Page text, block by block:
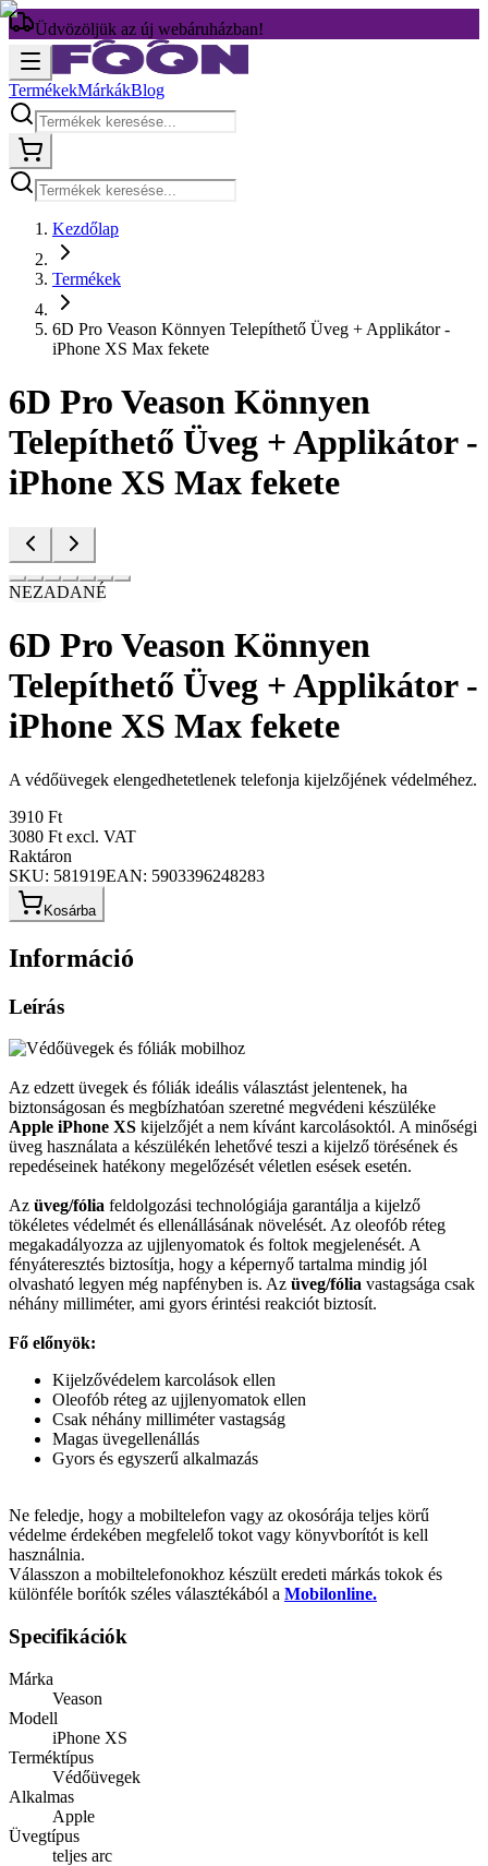
Üdvözöljük az új webáruházban!
TermékekMárkákBlog
Kezdőlap
Termékek
6D Pro Veason Könnyen Telepíthető Üveg + Applikátor -
iPhone XS Max fekete
6D Pro Veason Könnyen
Telepíthető Üveg + Applikátor -
iPhone XS Max fekete
NEZADANÉ
6D Pro Veason Könnyen
Telepíthető Üveg + Applikátor -
iPhone XS Max fekete
A védőüvegek elengedhetetlenek telefonja kijelzőjének védelméhez.
3910 Ft
3080 Ft excl. VAT
Raktáron
SKU: 581919EAN: 5903396248283
Kosárba
Információ
Leírás
Az edzett üvegek és fóliák ideális választást jelentenek, ha
biztonságosan és megbízhatóan szeretné megvédeni készüléke
Apple iPhone XS kijelzőjét a nem kívánt karcolásoktól. A minőségi
üveg használata a készülékén lehetővé teszi a kijelző törésének és
repedéseinek hatékony megelőzését véletlen esések esetén.
Az üveg/fólia feldolgozási technológiája garantálja a kijelző
tökéletes védelmét és ellenállásának növelését. Az oleofób réteg
megakadályozza az ujjlenyomatok és foltok megjelenését. A
fényáteresztés biztosítja, hogy a képernyő tartalma mindig jól
olvasható legyen még napfényben is. Az üveg/fólia vastagsága csak
néhány milliméter, ami gyors érintési reakciót biztosít.
Fő előnyök:
Kijelzővédelem karcolások ellen
Oleofób réteg az ujjlenyomatok ellen
Csak néhány milliméter vastagság
Magas üvegellenállás
Gyors és egyszerű alkalmazás
Ne feledje, hogy a mobiltelefon vagy az okosórája teljes körű
védelme érdekében megfelelő tokot vagy könyvborítót is kell
használnia.
Válasszon a mobiltelefonokhoz készült eredeti márkás tokok és
különféle borítók széles választékából a Mobilonline.
Specifikációk
Márka
Veason
Modell
iPhone XS
Terméktípus
Védőüvegek
Alkalmas
Apple
Üvegtípus
teljes arc